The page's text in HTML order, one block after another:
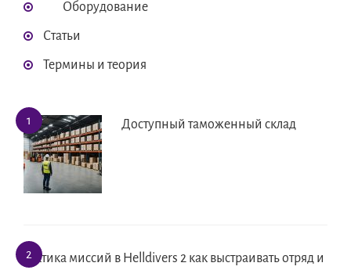
Оборудование
Статьи
Термины и теория
Доступный таможенный склад
Тактика миссий в Helldivers 2 как выстраивать отряд и